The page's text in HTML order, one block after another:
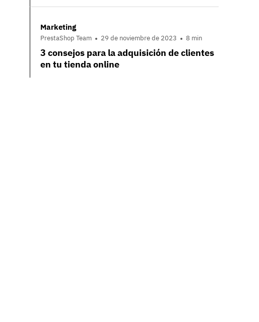
Marketing
PrestaShop Team 29 de noviembre de 2023 8 min
3 consejos para la adquisición de clientes
en tu tienda online